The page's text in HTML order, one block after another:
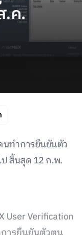
.ค.
นทำการยืนยันตัว
สิ้นสุด 12 ก.พ.
User Verification